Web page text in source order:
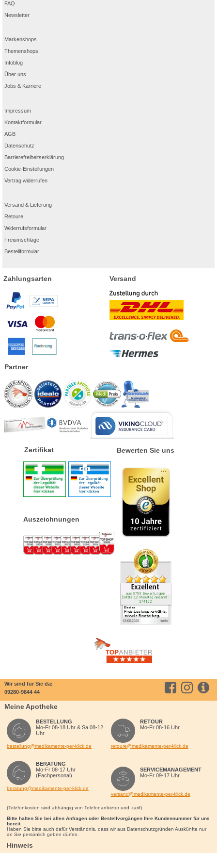
FAQ
Newsletter
Markenshops
Themenshops
Infoblog
Über uns
Jobs & Karriere
Impressum
Kontaktformular
AGB
Datenschutz
Barrierefreiheitserklärung
Cookie-Einstellungen
Vertrag widerrufen
Versand & Lieferung
Retoure
Widerrufsformular
Freiumschläge
Bestellformular
Zahlungsarten Versand
Partner
Zertifikat
Auszeichnungen
Bewerten Sie uns
Wir sind für Sie da:
09280-9844 44
Meine Apotheke
BESTELLUNG
Mo-Fr 08-18 Uhr & Sa 08-12
Uhr
bestellung@medikamente-per-klick.de
BERATUNG
Mo-Fr 08-17 Uhr
(Fachpersonal)
beratung@medikamente-per-klick.de
RETOUR
Mo-Fr 08-16 Uhr
retoure@medikamente-per-klick.de
SERVICEMANAGEMENT
Mo-Fr 09-17 Uhr
versand@medikamente-per-klick.de
(Telefonkosten sind abhängig von Telefonanbieter und -tarif)
Bitte halten Sie bei allen Anfragen oder Bestellvorgängen Ihre Kundennummer für uns
bereit.
Haben Sie bitte auch dafür Verständnis, dass wir aus Datenschutzgründen Auskünfte nur
an Sie persönlich geben dürfen.
Hinweis